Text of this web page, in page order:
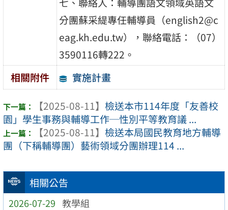
相關公告
2026-07-29 教學組
分團蘇采緹專任輔導員（english2@c
eag.kh.edu.tw），聯絡電話：（07）
3590116轉222。
相關附件
實施計畫
【2025-08-11】 檢送本市114年度「友善校
園」學生事務與輔導工作─性別平等教育議 ...
【2025-08-11】 檢送本局國民教育地方輔導
團（下稱輔導團）藝術領域分團辦理114 ...